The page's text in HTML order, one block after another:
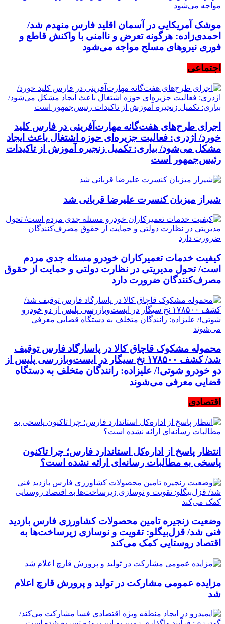
موشک آمریکایی در آسمان اقلید فارس منهدم شد/
احمدی‌زاده: هرگونه تعرض و ناامنی با واکنش قاطع و
فوری نیرو‌های مسلح مواجه می‌شود
اجتماعی
اجرای طرح‌های هفت‌گانه مهارت‌آفرینی در فارس کلید
خورد/ اژدری: فعالیت جزیره‌‌ای حوزه اشتغال باعث ایجاد
مشکل می‌شود/ بیاری: تکمیل زنجیره آموزش از تاکیدات
رئیس‌جمهور است
شیراز میزبان کنسرت علیرضا قربانی شد
کیفیت خدمات تعمیرکاران خودرو مسئله جدی مردم
است/ تحول مدیریتی در نظارت دولتی و حمایت از حقوق
مصرف‌کنندگان ضرورت دارد
محموله مشکوک قاچاق کالا در پاسارگاد فارس توقیف
شد/ کشف ۱۷۸۵۰۰ نخ سیگار در ایست‌وبازرسی پلیس از
دو خودرو شوتی!/ علیزاده: رانندگان متخلف به دستگاه
قضایی معرفی می‌شوند
اقتصادی
انتظار پاسخ از اداره‌کل استاندارد فارس؛ چرا تاکنون
پاسخی به مطالبات رسانه‌ای ارائه نشده است؟
وضعیت زنجیره تامین محصولات کشاورزی فارس بازدید
فنی شد/ قزل‌بیگلو: تقویت و نوسازی زیرساخت‌ها به
اقتصاد روستایی کمک می‌کند
مزایده عمومی مشارکت در تولید و پرورش قارچ اعلام
شد